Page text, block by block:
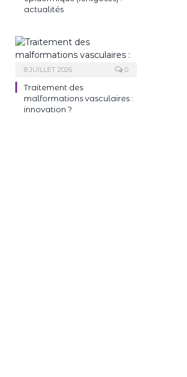
actualités
8 JUILLET 2026 0
Traitement des
malformations vasculaires :
innovation ?